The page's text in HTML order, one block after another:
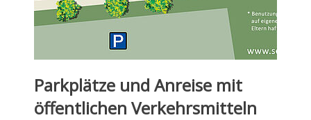
Parkplätze und Anreise mit
öffentlichen Verkehrsmitteln